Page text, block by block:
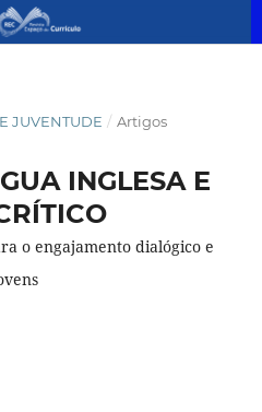
JUVENTUDE / Artigos
INGLESA E
o engajamento dialógico e